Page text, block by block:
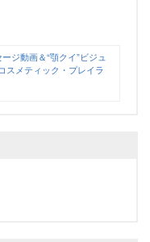
ジ動画＆“顎クイ”ビジュ
メティック・プレイラ